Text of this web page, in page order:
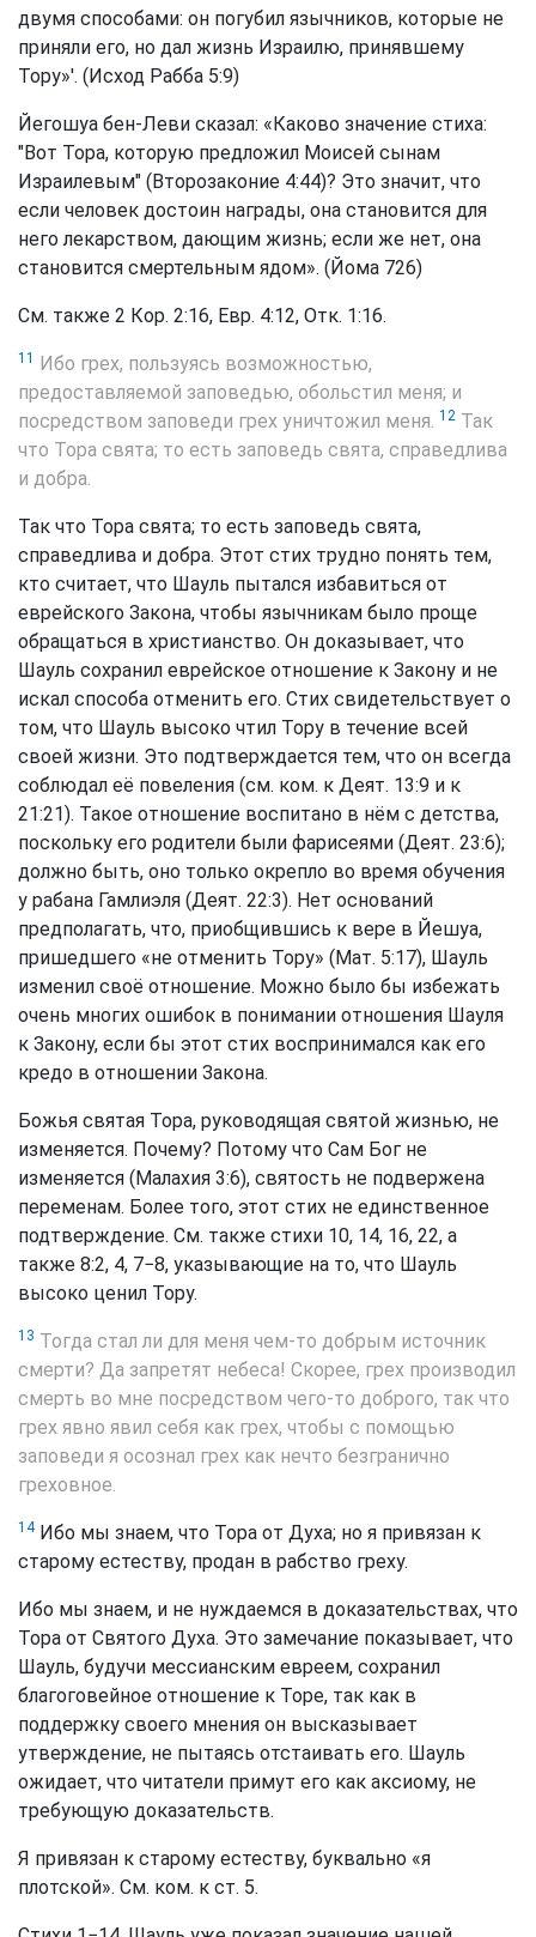
двумя способами: он погубил язычников, которые не
приняли его, но дал жизнь Израилю, принявшему
Тору»'. (Исход Рабба 5:9)
Йегошуа бен-Леви сказал: «Каково значение стиха:
"Вот Тора, которую предложил Моисей сынам
Израилевым" (Второзаконие 4:44)? Это значит, что
если человек достоин награды, она становится для
него лекарством, дающим жизнь; если же нет, она
становится смертельным ядом». (Йома 726)
См. также 2 Кор. 2:16, Евр. 4:12, Отк. 1:16.
11 Ибо грех, пользуясь возможностью,
предоставляемой заповедью, обольстил меня; и
посредством заповеди грех уничтожил меня. 12 Так
что Тора свята; то есть заповедь свята, справедлива
и добра.
Так что Тора свята; то есть заповедь свята,
справедлива и добра. Этот стих трудно понять тем,
кто считает, что Шауль пытался избавиться от
еврейского Закона, чтобы язычникам было проще
обращаться в христианство. Он доказывает, что
Шауль сохранил еврейское отношение к Закону и не
искал способа отменить его. Стих свидетельствует о
том, что Шауль высоко чтил Тору в течение всей
своей жизни. Это подтверждается тем, что он всегда
соблюдал её повеления (см. ком. к Деят. 13:9 и к
21:21). Такое отношение воспитано в нём с детства,
поскольку его родители были фарисеями (Деят. 23:6);
должно быть, оно только окрепло во время обучения
у рабана Гамлиэля (Деят. 22:3). Нет оснований
предполагать, что, приобщившись к вере в Йешуа,
пришедшего «не отменить Тору» (Мат. 5:17), Шауль
изменил своё отношение. Можно было бы избежать
очень многих ошибок в понимании отношения Шауля
к Закону, если бы этот стих воспринимался как его
кредо в отношении Закона.
Божья святая Тора, руководящая святой жизнью, не
изменяется. Почему? Потому что Сам Бог не
изменяется (Малахия 3:6), святость не подвержена
переменам. Более того, этот стих не единственное
подтверждение. См. также стихи 10, 14, 16, 22, а
также 8:2, 4, 7−8, указывающие на то, что Шауль
высоко ценил Тору.
13 Тогда стал ли для меня чем-то добрым источник
смерти? Да запретят небеса! Скорее, грех производил
смерть во мне посредством чего-то доброго, так что
грех явно явил себя как грех, чтобы с помощью
заповеди я осознал грех как нечто безгранично
греховное.
14Ибо мы знаем, что Тора от Духа; но я привязан к
старому естеству, продан в рабство греху.
Ибо мы знаем, и не нуждаемся в доказательствах, что
Тора от Святого Духа. Это замечание показывает, что
Шауль, будучи мессианским евреем, сохранил
благоговейное отношение к Торе, так как в
поддержку своего мнения он высказывает
утверждение, не пытаясь отстаивать его. Шауль
ожидает, что читатели примут его как аксиому, не
требующую доказательств.
Я привязан к старому естеству, буквально «я
плотской». См. ком. к ст. 5.